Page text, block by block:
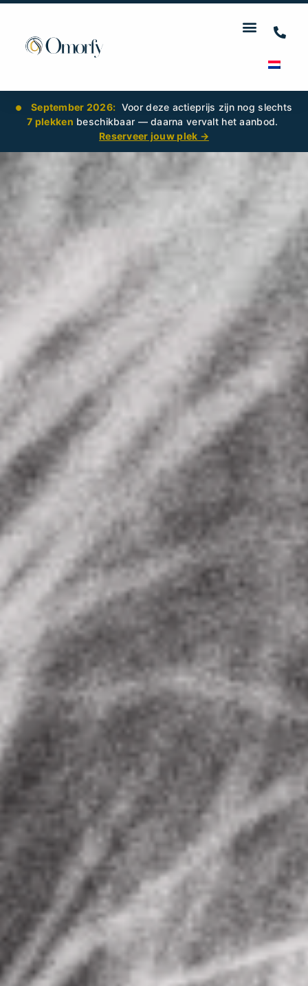
September 2026: Voor deze actieprijs zijn nog slechts
7 plekken beschikbaar — daarna vervalt het aanbod.
Reserveer jouw plek →